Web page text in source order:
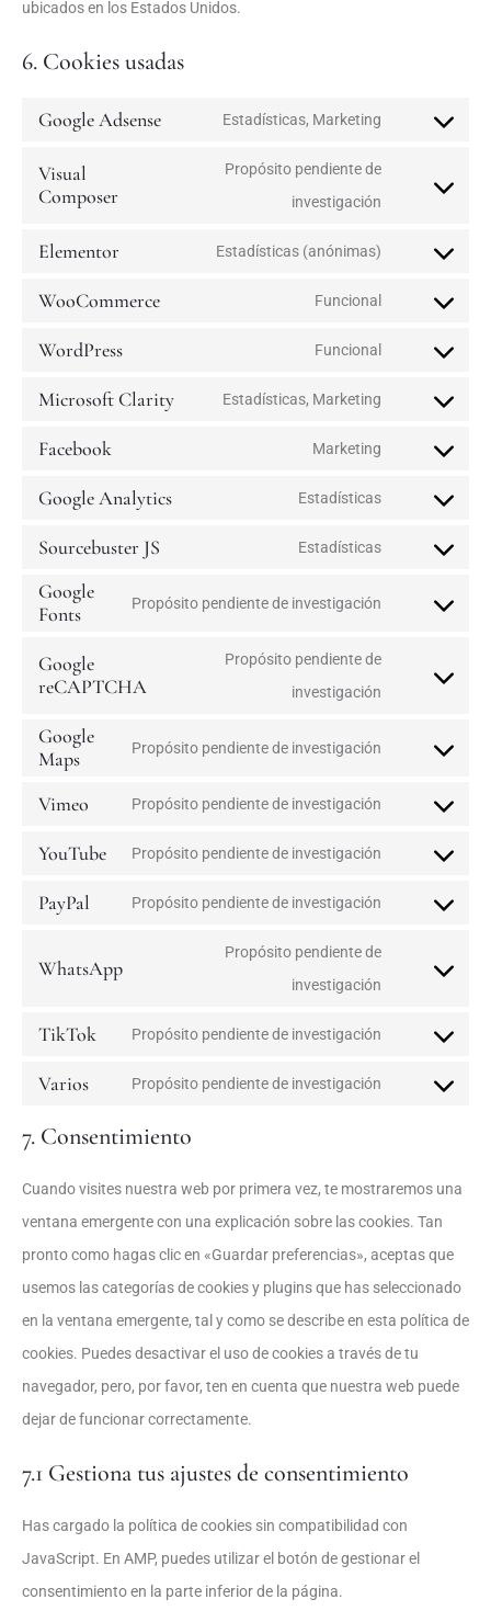
ubicados en los Estados Unidos.
6. Cookies usadas
Google Adsense Estadísticas, Marketing
Visual
Composer
Propósito pendiente de
investigación
Elementor Estadísticas (anónimas)
WooCommerce Funcional
WordPress Funcional
Microsoft Clarity Estadísticas, Marketing
Facebook Marketing
Google Analytics Estadísticas
Sourcebuster JS Estadísticas
Google
Fonts
Propósito pendiente de investigación
Google
reCAPTCHA
Propósito pendiente de
investigación
Google
Maps
Propósito pendiente de investigación
Vimeo Propósito pendiente de investigación
YouTube Propósito pendiente de investigación
PayPal Propósito pendiente de investigación
WhatsApp
Propósito pendiente de
investigación
TikTok Propósito pendiente de investigación
Varios Propósito pendiente de investigación
7. Consentimiento
Cuando visites nuestra web por primera vez, te mostraremos una
ventana emergente con una explicación sobre las cookies. Tan
pronto como hagas clic en «Guardar preferencias», aceptas que
usemos las categorías de cookies y plugins que has seleccionado
en la ventana emergente, tal y como se describe en esta política de
cookies. Puedes desactivar el uso de cookies a través de tu
navegador, pero, por favor, ten en cuenta que nuestra web puede
dejar de funcionar correctamente.
7.1 Gestiona tus ajustes de consentimiento
Has cargado la política de cookies sin compatibilidad con
JavaScript. En AMP, puedes utilizar el botón de gestionar el
consentimiento en la parte inferior de la página.